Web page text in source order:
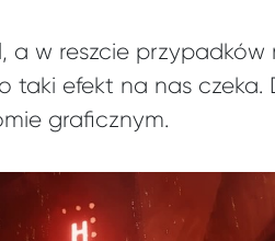
a w reszcie
taki efekt na nas czeka.
graficznym.